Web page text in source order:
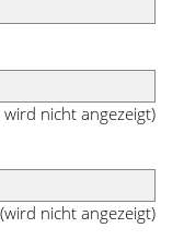
wird nicht angezeigt)
(wird nicht angezeigt)